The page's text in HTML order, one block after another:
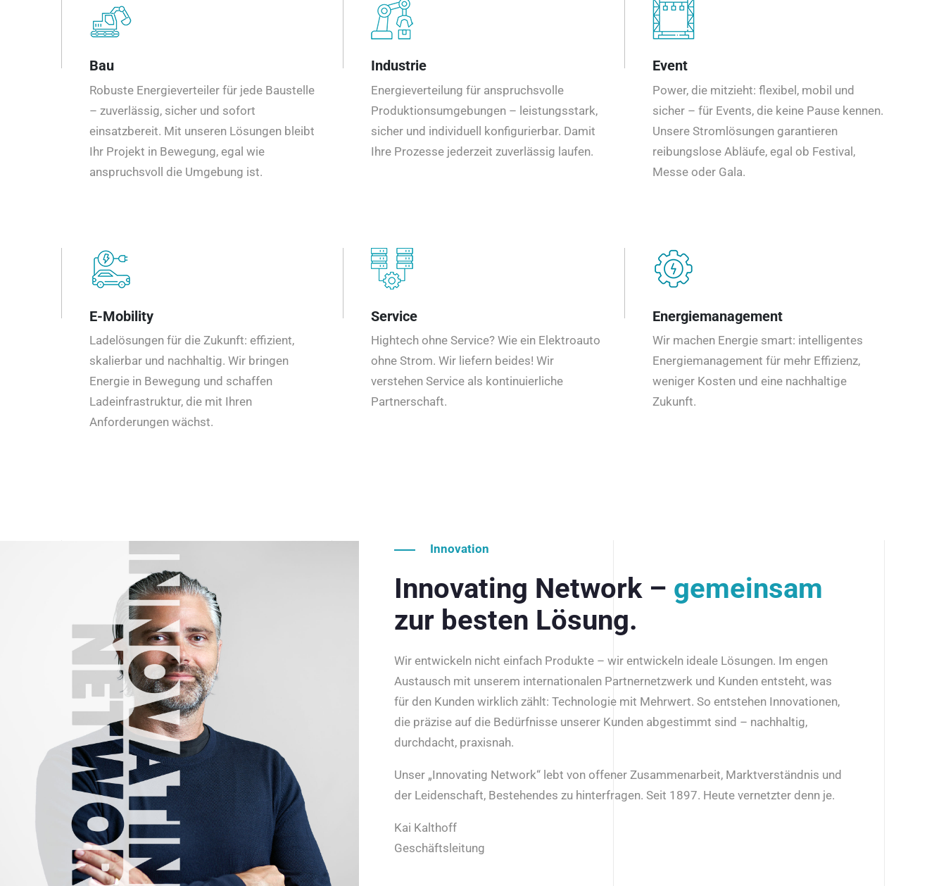
Bau
Robuste Energieverteiler für jede Baustelle
– zuverlässig, sicher und sofort
einsatzbereit. Mit unseren Lösungen bleibt
Ihr Projekt in Bewegung, egal wie
anspruchsvoll die Umgebung ist.
Industrie
Energieverteilung für anspruchsvolle
Produktionsumgebungen – leistungsstark,
sicher und individuell konfigurierbar. Damit
Ihre Prozesse jederzeit zuverlässig laufen.
Event
Power, die mitzieht: flexibel, mobil und
sicher – für Events, die keine Pause kennen.
Unsere Stromlösungen garantieren
reibungslose Abläufe, egal ob Festival,
Messe oder Gala.
E-Mobility
Ladelösungen für die Zukunft: effizient,
skalierbar und nachhaltig. Wir bringen
Energie in Bewegung und schaffen
Ladeinfrastruktur, die mit Ihren
Anforderungen wächst.
Service
Hightech ohne Service? Wie ein Elektroauto
ohne Strom. Wir liefern beides! Wir
verstehen Service als kontinuierliche
Partnerschaft.
Energiemanagement
Wir machen Energie smart: intelligentes
Energiemanagement für mehr Effizienz,
weniger Kosten und eine nachhaltige
Zukunft.
Innovation
Innovating Network – gemeinsam
zur besten Lösung.
Wir entwickeln nicht einfach Produkte – wir entwickeln ideale Lösungen. Im engen
Austausch mit unserem internationalen Partnernetzwerk und Kunden entsteht, was
für den Kunden wirklich zählt: Technologie mit Mehrwert. So entstehen Innovationen,
die präzise auf die Bedürfnisse unserer Kunden abgestimmt sind – nachhaltig,
durchdacht, praxisnah.
Unser „Innovating Network“ lebt von offener Zusammenarbeit, Marktverständnis und
der Leidenschaft, Bestehendes zu hinterfragen. Seit 1897. Heute vernetzter denn je.
Kai Kalthoff
Geschäftsleitung